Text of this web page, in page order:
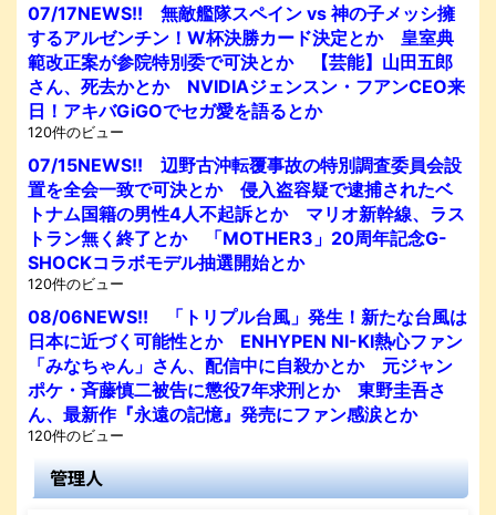
07/17NEWS!! 無敵艦隊スペイン vs 神の子メッシ擁
するアルゼンチン！W杯決勝カード決定とか 皇室典
範改正案が参院特別委で可決とか 【芸能】山田五郎
さん、死去かとか NVIDIAジェンスン・フアンCEO来
日！アキバGiGOでセガ愛を語るとか
120件のビュー
07/15NEWS!! 辺野古沖転覆事故の特別調査委員会設
置を全会一致で可決とか 侵入盗容疑で逮捕されたベ
トナム国籍の男性4人不起訴とか マリオ新幹線、ラス
トラン無く終了とか 「MOTHER3」20周年記念G-
SHOCKコラボモデル抽選開始とか
120件のビュー
08/06NEWS!! 「トリプル台風」発生！新たな台風は
日本に近づく可能性とか ENHYPEN NI-KI熱心ファン
「みなちゃん」さん、配信中に自殺かとか 元ジャン
ポケ・斉藤慎二被告に懲役7年求刑とか 東野圭吾さ
ん、最新作『永遠の記憶』発売にファン感涙とか
120件のビュー
管理人